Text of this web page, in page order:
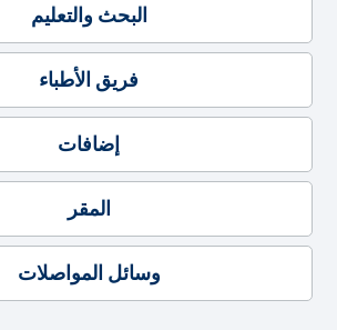
البحث والتعليم
فريق الأطباء
إضافات
المقر
وسائل المواصلات